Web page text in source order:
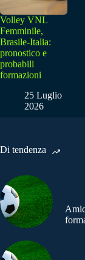
Volley VNL
Femminile,
Brasile-Italia:
pronostico e
probabili
formazioni
25 Luglio
2026
Di tendenza